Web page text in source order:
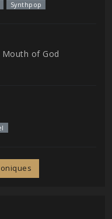
Synthpop
of God